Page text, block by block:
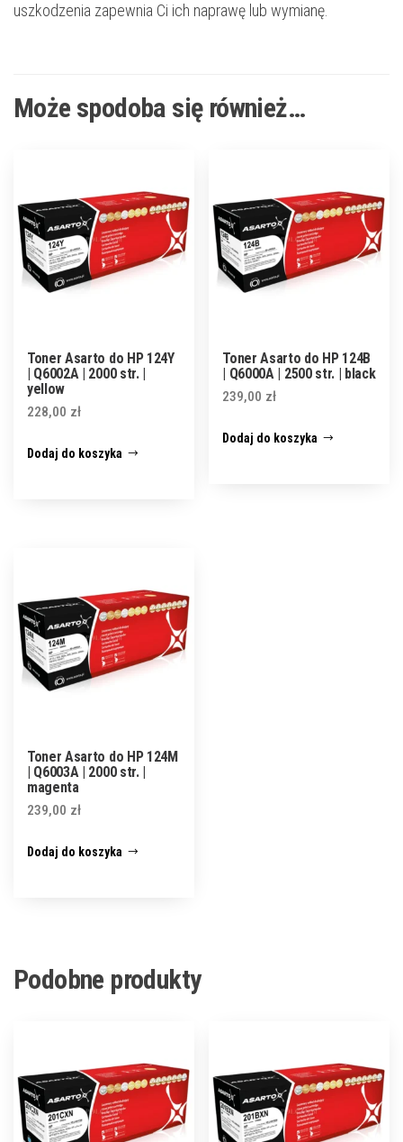
uszkodzenia zapewnia Ci ich naprawę lub wymianę.
Może spodoba się również…
Toner Asarto do HP 124Y
| Q6002A | 2000 str. |
yellow
228,00 zł
Dodaj do koszyka
Toner Asarto do HP 124B
| Q6000A | 2500 str. | black
239,00 zł
Dodaj do koszyka
Toner Asarto do HP 124M
| Q6003A | 2000 str. |
magenta
239,00 zł
Dodaj do koszyka
Podobne produkty